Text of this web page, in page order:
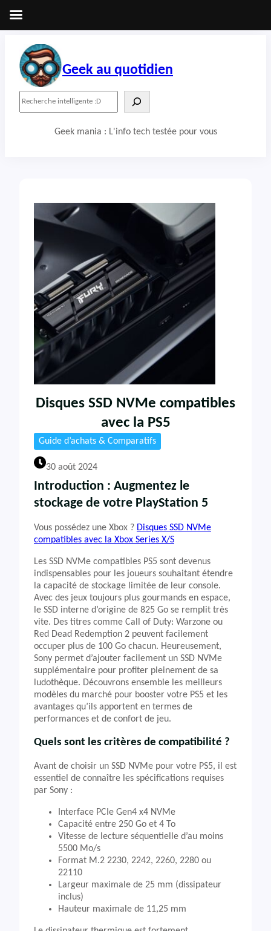
contenu
Geek au quotidien
Geek mania : L'info tech testée pour vous
Disques SSD NVMe compatibles
avec la PS5
Guide d’achats & Comparatifs
30 août 2024
Introduction : Augmentez le
stockage de votre PlayStation 5
Vous possédez une Xbox ? Disques SSD NVMe
compatibles avec la Xbox Series X/S
Les SSD NVMe compatibles PS5 sont devenus
indispensables pour les joueurs souhaitant étendre
la capacité de stockage limitée de leur console.
Avec des jeux toujours plus gourmands en espace,
le SSD interne d’origine de 825 Go se remplit très
vite. Des titres comme Call of Duty: Warzone ou
Red Dead Redemption 2 peuvent facilement
occuper plus de 100 Go chacun. Heureusement,
Sony permet d’ajouter facilement un SSD NVMe
supplémentaire pour profiter pleinement de sa
ludothèque. Découvrons ensemble les meilleurs
modèles du marché pour booster votre PS5 et les
avantages qu’ils apportent en termes de
performances et de confort de jeu.
Quels sont les critères de compatibilité ?
Avant de choisir un SSD NVMe pour votre PS5, il est
essentiel de connaître les spécifications requises
par Sony :
Interface PCIe Gen4 x4 NVMe
Capacité entre 250 Go et 4 To
Vitesse de lecture séquentielle d’au moins
5500 Mo/s
Format M.2 2230, 2242, 2260, 2280 ou
22110
Largeur maximale de 25 mm (dissipateur
inclus)
Hauteur maximale de 11,25 mm